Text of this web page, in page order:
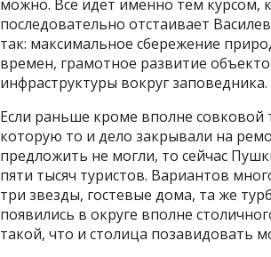
можно. Все идет именно тем курсом,
последовательно отстаивает
так: максимальное сбережение
времен, грамотное развитие
инфраструктуры вокруг заповедника.
Если раньше кроме вполне совковой
которую то и дело закрывали на
предложить не могли, то сейчас
пяти тысяч туристов. Вариантов
три звезды, гостевые дома, та же
появились в округе вполне
такой, что и столица позавидовать